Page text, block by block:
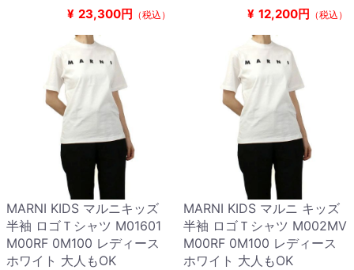
¥ 23,300円 （税込） ¥ 12,200円 （税込）
MARNI KIDS マルニキッズ
半袖 ロゴＴシャツ M01601
M00RF 0M100 レディース
ホワイト 大人もOK
MARNI KIDS マルニ キッズ
半袖 ロゴＴシャツ M002MV
M00RF 0M100 レディース
ホワイト 大人もOK